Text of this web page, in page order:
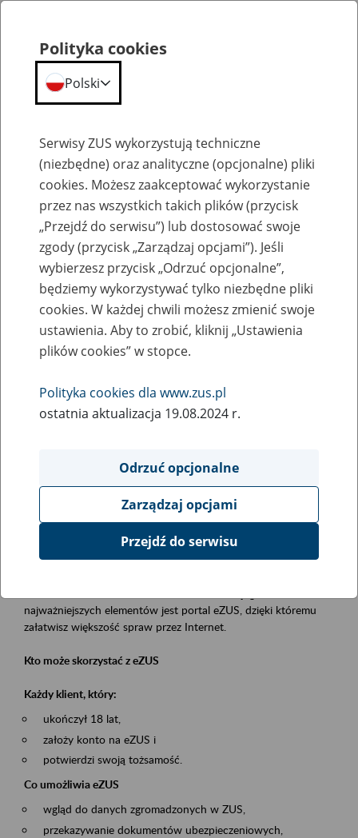
Szkolenia
Zaproś ZUS do siebie - zakładanie profili
eZUS w siedzibie Twojej firmy
Rodzaj wydarzenia
Szkolenia
Obszar merytoryczny
obsługa klientów
Opis wydarzenia
Platforma Usług Elektronicznych eZUS
najważniejszych elementów jest portal eZUS, dzięki któremu
załatwisz większość spraw przez Internet.
Kto może skorzystać z eZUS
Każdy klient, który:
ukończył 18 lat,
założy konto na eZUS i
potwierdzi swoją tożsamość.
Co umożliwia eZUS
wgląd do danych zgromadzonych w ZUS,
przekazywanie dokumentów ubezpieczeniowych,
Polityka cookies
Polski
Serwisy ZUS wykorzystują techniczne
(niezbędne) oraz analityczne (opcjonalne) pliki
cookies. Możesz zaakceptować wykorzystanie
przez nas wszystkich takich plików (przycisk
„Przejdź do serwisu”) lub dostosować swoje
zgody (przycisk „Zarządzaj opcjami”). Jeśli
wybierzesz przycisk „Odrzuć opcjonalne”,
będziemy wykorzystywać tylko niezbędne pliki
cookies. W każdej chwili możesz zmienić swoje
ustawienia. Aby to zrobić, kliknij „Ustawienia
plików cookies” w stopce.
Polityka cookies dla www.zus.pl
ostatnia aktualizacja 19.08.2024 r.
Odrzuć opcjonalne
Zarządzaj opcjami
Przejdź do serwisu